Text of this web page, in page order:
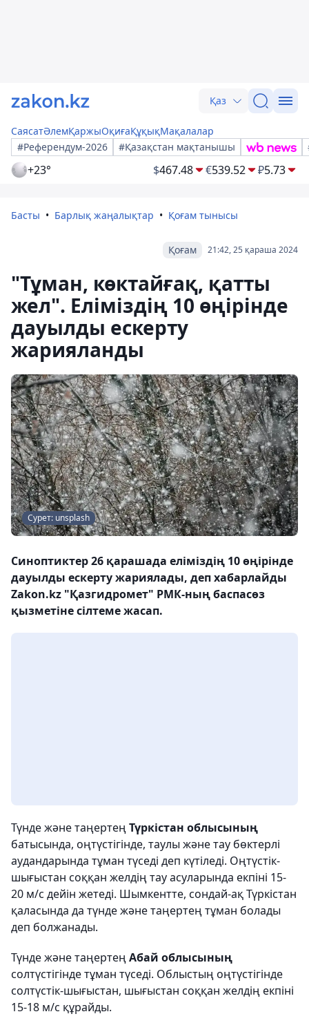
Қаз
СаясатӘлемҚаржыОқиғаҚұқықМақалалар
#Референдум-2026
#Қазақстан мақтанышы
+23° $467.48 €539.52 ₽5.73
Басты Барлық жаңалықтар Қоғам тынысы
21:42, 25 қараша 2024
Қоғам
"Тұман, көктайғақ, қатты
жел". Еліміздің 10 өңірінде
дауылды ескерту
жарияланды
Сурет: unsplash
Синоптиктер 26 қарашада еліміздің 10 өңірінде
дауылды ескерту жариялады, деп хабарлайды
Zakon.kz "Қазгидромет" РМК-ның баспасөз
қызметіне сілтеме жасап.
Түнде және таңертең Түркістан облысының
батысында, оңтүстігінде, таулы және тау бөктерлі
аудандарында тұман түседі деп күтіледі. Оңтүстік-
шығыстан соққан желдің тау асуларында екпіні 15-
20 м/с дейін жетеді. Шымкентте, сондай-ақ Түркістан
қаласында да түнде және таңертең тұман болады
деп болжанады.
Түнде және таңертең Абай облысының
солтүстігінде тұман түседі. Облыстың оңтүстігінде
солтүстік-шығыстан, шығыстан соққан желдің екпіні
15-18 м/с құрайды.